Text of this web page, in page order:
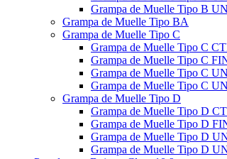
Grampa de Muelle Tipo B
Grampa de Muelle Tipo BA
Grampa de Muelle Tipo C
Grampa de Muelle Tipo C
Grampa de Muelle Tipo C
Grampa de Muelle Tipo C
Grampa de Muelle Tipo C
Grampa de Muelle Tipo D
Grampa de Muelle Tipo D
Grampa de Muelle Tipo D
Grampa de Muelle Tipo D
Grampa de Muelle Tipo D